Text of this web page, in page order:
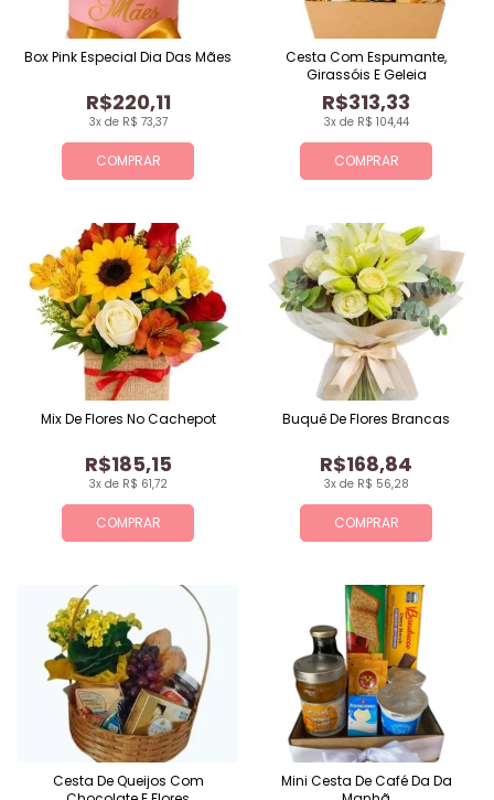
COMPRAR
3x de R$ 73,37
R$220,11
Box Pink Especial Dia Das Mães
COMPRAR
3x de R$ 104,44
R$313,33
Cesta Com Espumante,
Girassóis E Geleia
COMPRAR
3x de R$ 61,72
R$185,15
Mix De Flores No Cachepot
COMPRAR
3x de R$ 56,28
R$168,84
Buquê De Flores Brancas
Cesta De Queijos Com
Mini Cesta De Café Da Da